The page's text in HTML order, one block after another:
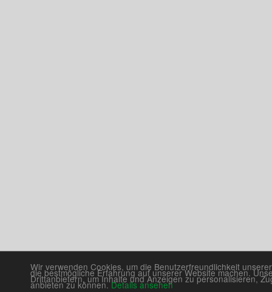
Wir verwenden Cookies, um die Benutzerfreundlichkeit
die bestmögliche Erfahrung auf unserer Website machen.
Drittanbietern, um Inhalte und Anzeigen zu personalisieren,
anbieten zu können.Details ansehen